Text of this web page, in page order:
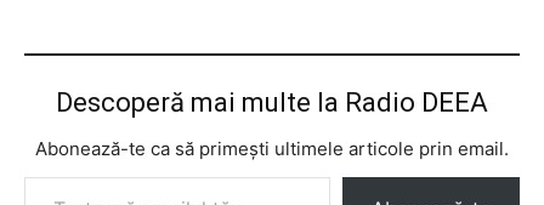
Descoperă mai multe la Radio DEEA
Abonează-te ca să primești ultimele articole prin email.
Tastează emailul tău...